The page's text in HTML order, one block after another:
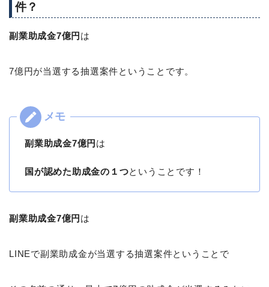
件？
副業助成金7億円 は
7億円が当選する抽選案件ということです。
副業助成金7億円 は
国が認めた助成金の１つということです！
副業助成金7億円 は
LINEで副業助成金が当選する抽選案件ということで